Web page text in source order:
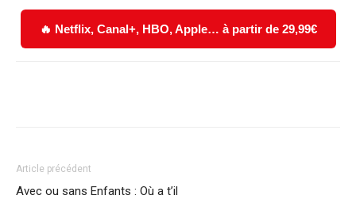
🔥 Netflix, Canal+, HBO, Apple… à partir de 29,99€
Article précédent
Avec ou sans Enfants : Où a t’il